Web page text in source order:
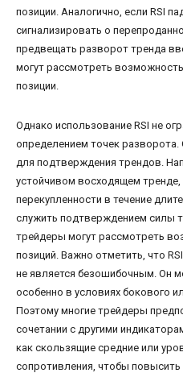
позиции. Аналогично, если RSI
сигнализировать о
предвещать разворот тренда
могут рассмотреть
позиции.
Однако использование RSI не
определением точек
для подтверждения трендов.
устойчивом восходящем
перекупленности в течение
служить подтверждением силы
трейдеры могут рассмотреть
позиций. Важно отметить, что
не является безошибочным. Он
особенно в условиях бокового
Поэтому многие трейдеры
сочетании с другими
как скользящие средние или
сопротивления, чтобы повысить